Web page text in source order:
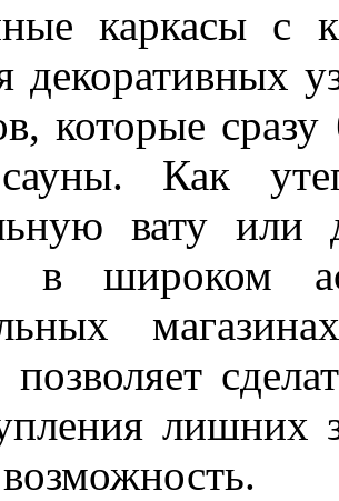
каркасы с
декоративных
которые сразу
Как
вату или
в широком
позволяет
лишних